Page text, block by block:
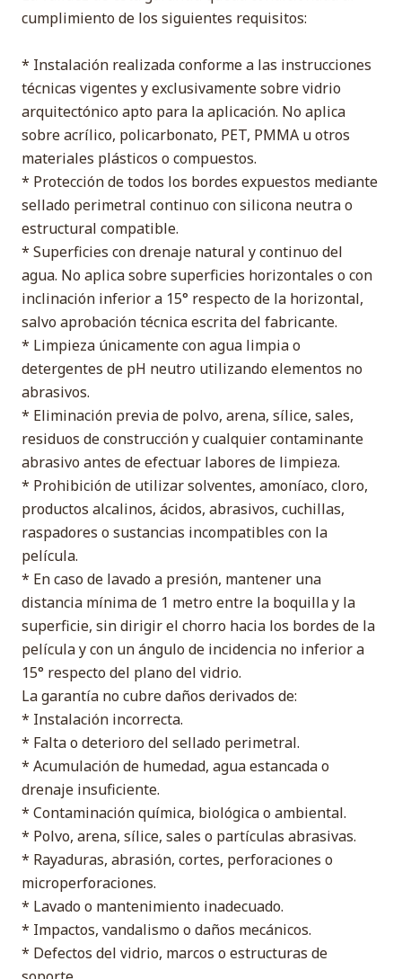
cumplimiento de los siguientes requisitos:
* Instalación realizada conforme a las instrucciones
técnicas vigentes y exclusivamente sobre vidrio
arquitectónico apto para la aplicación. No aplica
sobre acrílico, policarbonato, PET, PMMA u otros
materiales plásticos o compuestos.
* Protección de todos los bordes expuestos mediante
sellado perimetral continuo con silicona neutra o
estructural compatible.
* Superficies con drenaje natural y continuo del
agua. No aplica sobre superficies horizontales o con
inclinación inferior a 15° respecto de la horizontal,
salvo aprobación técnica escrita del fabricante.
* Limpieza únicamente con agua limpia o
detergentes de pH neutro utilizando elementos no
abrasivos.
* Eliminación previa de polvo, arena, sílice, sales,
residuos de construcción y cualquier contaminante
abrasivo antes de efectuar labores de limpieza.
* Prohibición de utilizar solventes, amoníaco, cloro,
productos alcalinos, ácidos, abrasivos, cuchillas,
raspadores o sustancias incompatibles con la
película.
* En caso de lavado a presión, mantener una
distancia mínima de 1 metro entre la boquilla y la
superficie, sin dirigir el chorro hacia los bordes de la
película y con un ángulo de incidencia no inferior a
15° respecto del plano del vidrio.
La garantía no cubre daños derivados de:
* Instalación incorrecta.
* Falta o deterioro del sellado perimetral.
* Acumulación de humedad, agua estancada o
drenaje insuficiente.
* Contaminación química, biológica o ambiental.
* Polvo, arena, sílice, sales o partículas abrasivas.
* Rayaduras, abrasión, cortes, perforaciones o
microperforaciones.
* Lavado o mantenimiento inadecuado.
* Impactos, vandalismo o daños mecánicos.
* Defectos del vidrio, marcos o estructuras de